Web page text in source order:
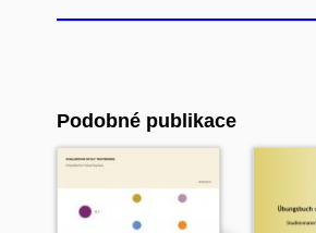
Podobné publikace